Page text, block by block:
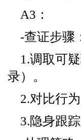
A3：
-查证步骤
1.调取可
录）。
2.对比行
3.隐身跟